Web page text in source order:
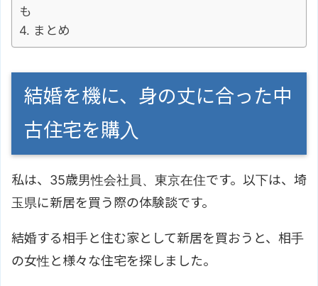
も
まとめ
結婚を機に、身の丈に合った中
古住宅を購入
私は、35歳男性会社員、東京在住です。以下は、埼
玉県に新居を買う際の体験談です。
結婚する相手と住む家として新居を買おうと、相手
の女性と様々な住宅を探しました。